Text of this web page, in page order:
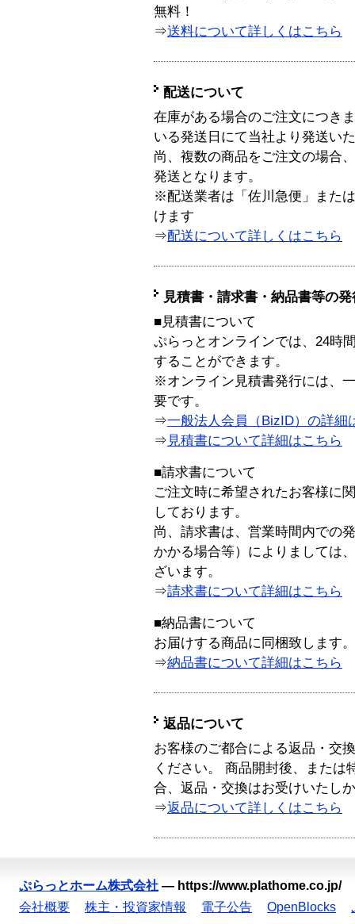
無料！
⇒送料について詳しくはこちら
配送について
在庫がある場合のご注文につき
いる発送日にて当社より発送い
尚、複数の商品をご注文の場合
発送となります。
※配送業者は「佐川急便」また
けます
⇒配送について詳しくはこちら
見積書・請求書・納品書等の
■見積書について
ぷらっとオンラインでは、24時
することができます。
※オンライン見積書発行には、
要です。
⇒一般法人会員（BizID）の詳細
⇒ 見積書について詳細はこちら
■請求書について
ご注文時に希望されたお客様に
しております。
尚、請求書は、営業時間内での
かかる場合等）によりましては
ざいます。
⇒請求書について詳細はこちら
■納品書について
お届けする商品に同梱致します。
⇒納品書について詳細はこちら
返品について
お客様のご都合による返品・交
ください。 商品開封後、または
合、返品・交換はお受けいたし
⇒返品について詳しくはこちら
ぷらっとホーム株式会社 — https://www.plathome.co.jp/
会社概要
株主・投資家情報 電子公告 OpenBlocks